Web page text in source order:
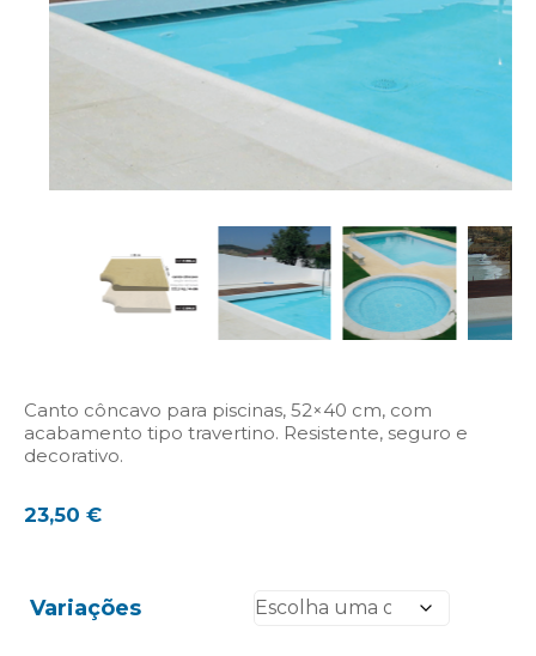
Canto côncavo para piscinas, 52×40 cm, com
acabamento tipo travertino. Resistente, seguro e
decorativo.
23,50 €
Variações